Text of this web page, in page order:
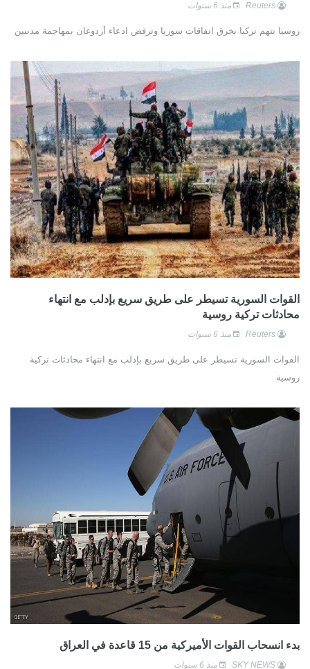
Reuters منذ 6 سنوات
روسيا تتهم تركيا بخرق اتفاقات سوريا وترفض ادعاء أردوغان بمهاجمة مدنيين
القوات السورية تسيطر على طريق سريع بإدلب مع انتهاء
محادثات تركية روسية
Reuters منذ 6 سنوات
القوات السورية تسيطر على طريق سريع بإدلب مع انتهاء محادثات تركية
روسية
بدء انسحاب القوات الأميركية من 15 قاعدة في العراق
SKY NEWS منذ 6 سنوات